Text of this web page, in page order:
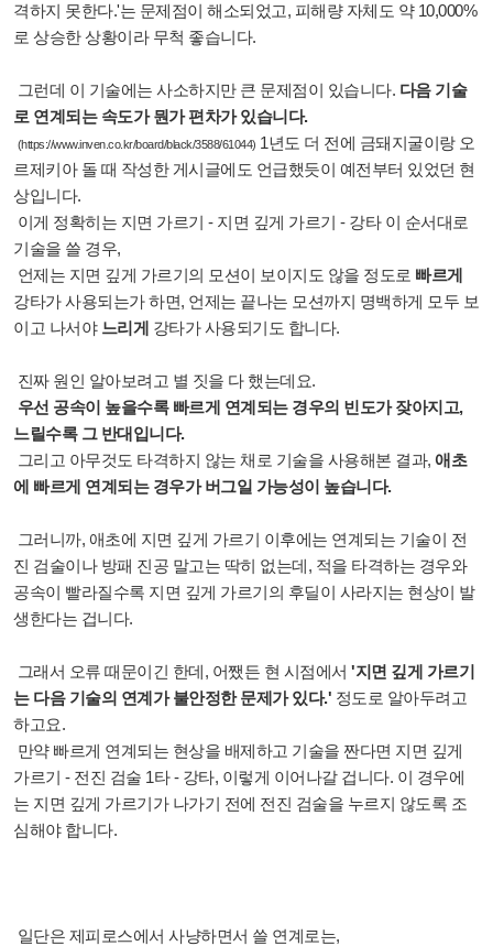
격하지 못한다.'는 문제점이 해소되었고, 피해량 자체도 약 10,000%
로 상승한 상황이라 무척 좋습니다.
그런데 이 기술에는 사소하지만 큰 문제점이 있습니다. 다음 기술
로 연계되는 속도가 뭔가 편차가 있습니다.
(https://www.inven.co.kr/board/black/3588/61044) 1년도 더 전에 금돼지굴이랑 오
르제키아 돌 때 작성한 게시글에도 언급했듯이 예전부터 있었던 현
상입니다.
이게 정확히는 지면 가르기 - 지면 깊게 가르기 - 강타 이 순서대로
기술을 쓸 경우,
언제는 지면 깊게 가르기의 모션이 보이지도 않을 정도로 빠르게
강타가 사용되는가 하면, 언제는 끝나는 모션까지 명백하게 모두 보
이고 나서야 느리게 강타가 사용되기도 합니다.
진짜 원인 알아보려고 별 짓을 다 했는데요.
우선 공속이 높을수록 빠르게 연계되는 경우의 빈도가 잦아지고,
느릴수록 그 반대입니다.
그리고 아무것도 타격하지 않는 채로 기술을 사용해본 결과, 애초
에 빠르게 연계되는 경우가 버그일 가능성이 높습니다.
그러니까, 애초에 지면 깊게 가르기 이후에는 연계되는 기술이 전
진 검술이나 방패 진공 말고는 딱히 없는데, 적을 타격하는 경우와
공속이 빨라질수록 지면 깊게 가르기의 후딜이 사라지는 현상이 발
생한다는 겁니다.
그래서 오류 때문이긴 한데, 어쨌든 현 시점에서 '지면 깊게 가르기
는 다음 기술의 연계가 불안정한 문제가 있다.' 정도로 알아두려고
하고요.
만약 빠르게 연계되는 현상을 배제하고 기술을 짠다면 지면 깊게
가르기 - 전진 검술 1타 - 강타, 이렇게 이어나갈 겁니다. 이 경우에
는 지면 깊게 가르기가 나가기 전에 전진 검술을 누르지 않도록 조
심해야 합니다.
일단은 제피로스에서 사냥하면서 쓸 연계로는,